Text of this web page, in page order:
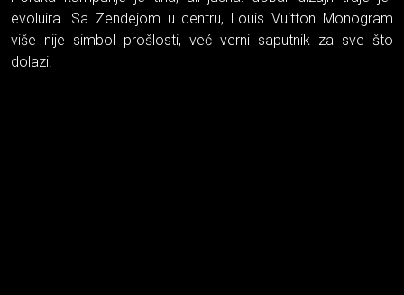
evoluira. Sa Zendejom u centru, Louis Vuitton Monogram
više nije simbol prošlosti, već verni saputnik za sve što
dolazi.